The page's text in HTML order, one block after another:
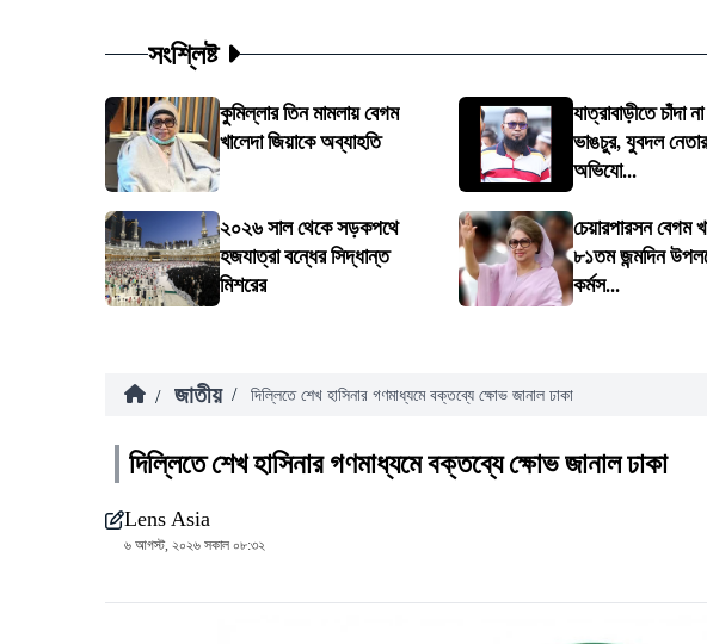
সংশ্লিষ্ট
কুমিল্লার তিন মামলায় বেগম
খালেদা জিয়াকে অব্যাহতি
যাত্রাবাড়ীতে চাঁদা
ভাঙচুর, যুবদল
অভিযো...
২০২৬ সাল থেকে সড়কপথে
হজযাত্রা বন্ধের সিদ্ধান্ত
মিশরের
চেয়ারপারসন বেগম
৮১তম জন্মদিন
কর্মস...
/ জাতীয় / দিল্লিতে শেখ হাসিনার গণমাধ্যমে বক্তব্যে ক্ষোভ জানাল ঢাকা
দিল্লিতে শেখ হাসিনার গণমাধ্যমে বক্তব্যে ক্ষোভ জানাল ঢাকা
Lens Asia
৬ আগস্ট, ২০২৬ সকাল ০৮:৩২